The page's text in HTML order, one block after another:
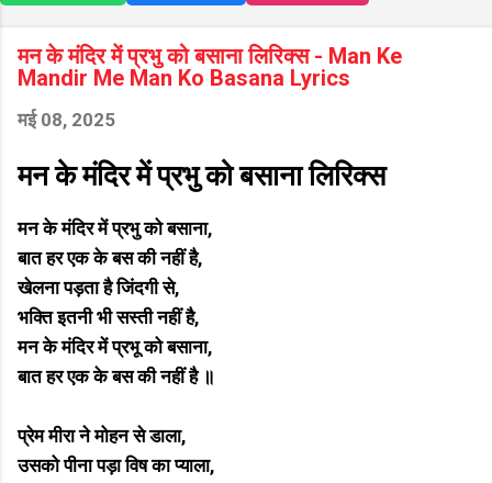
मन के मंदिर में प्रभु को बसाना लिरिक्स - Man Ke
Mandir Me Man Ko Basana Lyrics
मई 08, 2025
मन के मंदिर में प्रभु को बसाना लिरिक्स
मन के मंदिर में प्रभु को बसाना,
बात हर एक के बस की नहीं है,
खेलना पड़ता है जिंदगी से,
भक्ति इतनी भी सस्ती नहीं है,
मन के मंदिर में प्रभू को बसाना,
बात हर एक के बस की नहीं है ॥
प्रेम मीरा ने मोहन से डाला,
उसको पीना पड़ा विष का प्याला,